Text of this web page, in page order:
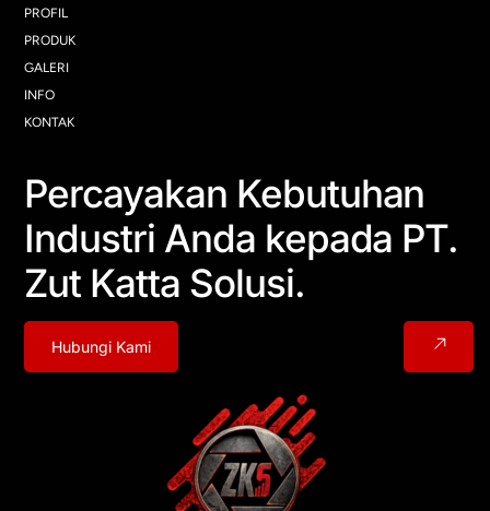
PROFIL
PRODUK
GALERI
INFO
KONTAK
Percayakan Kebutuhan
Industri Anda kepada PT.
Zut Katta Solusi.
Hubungi Kami